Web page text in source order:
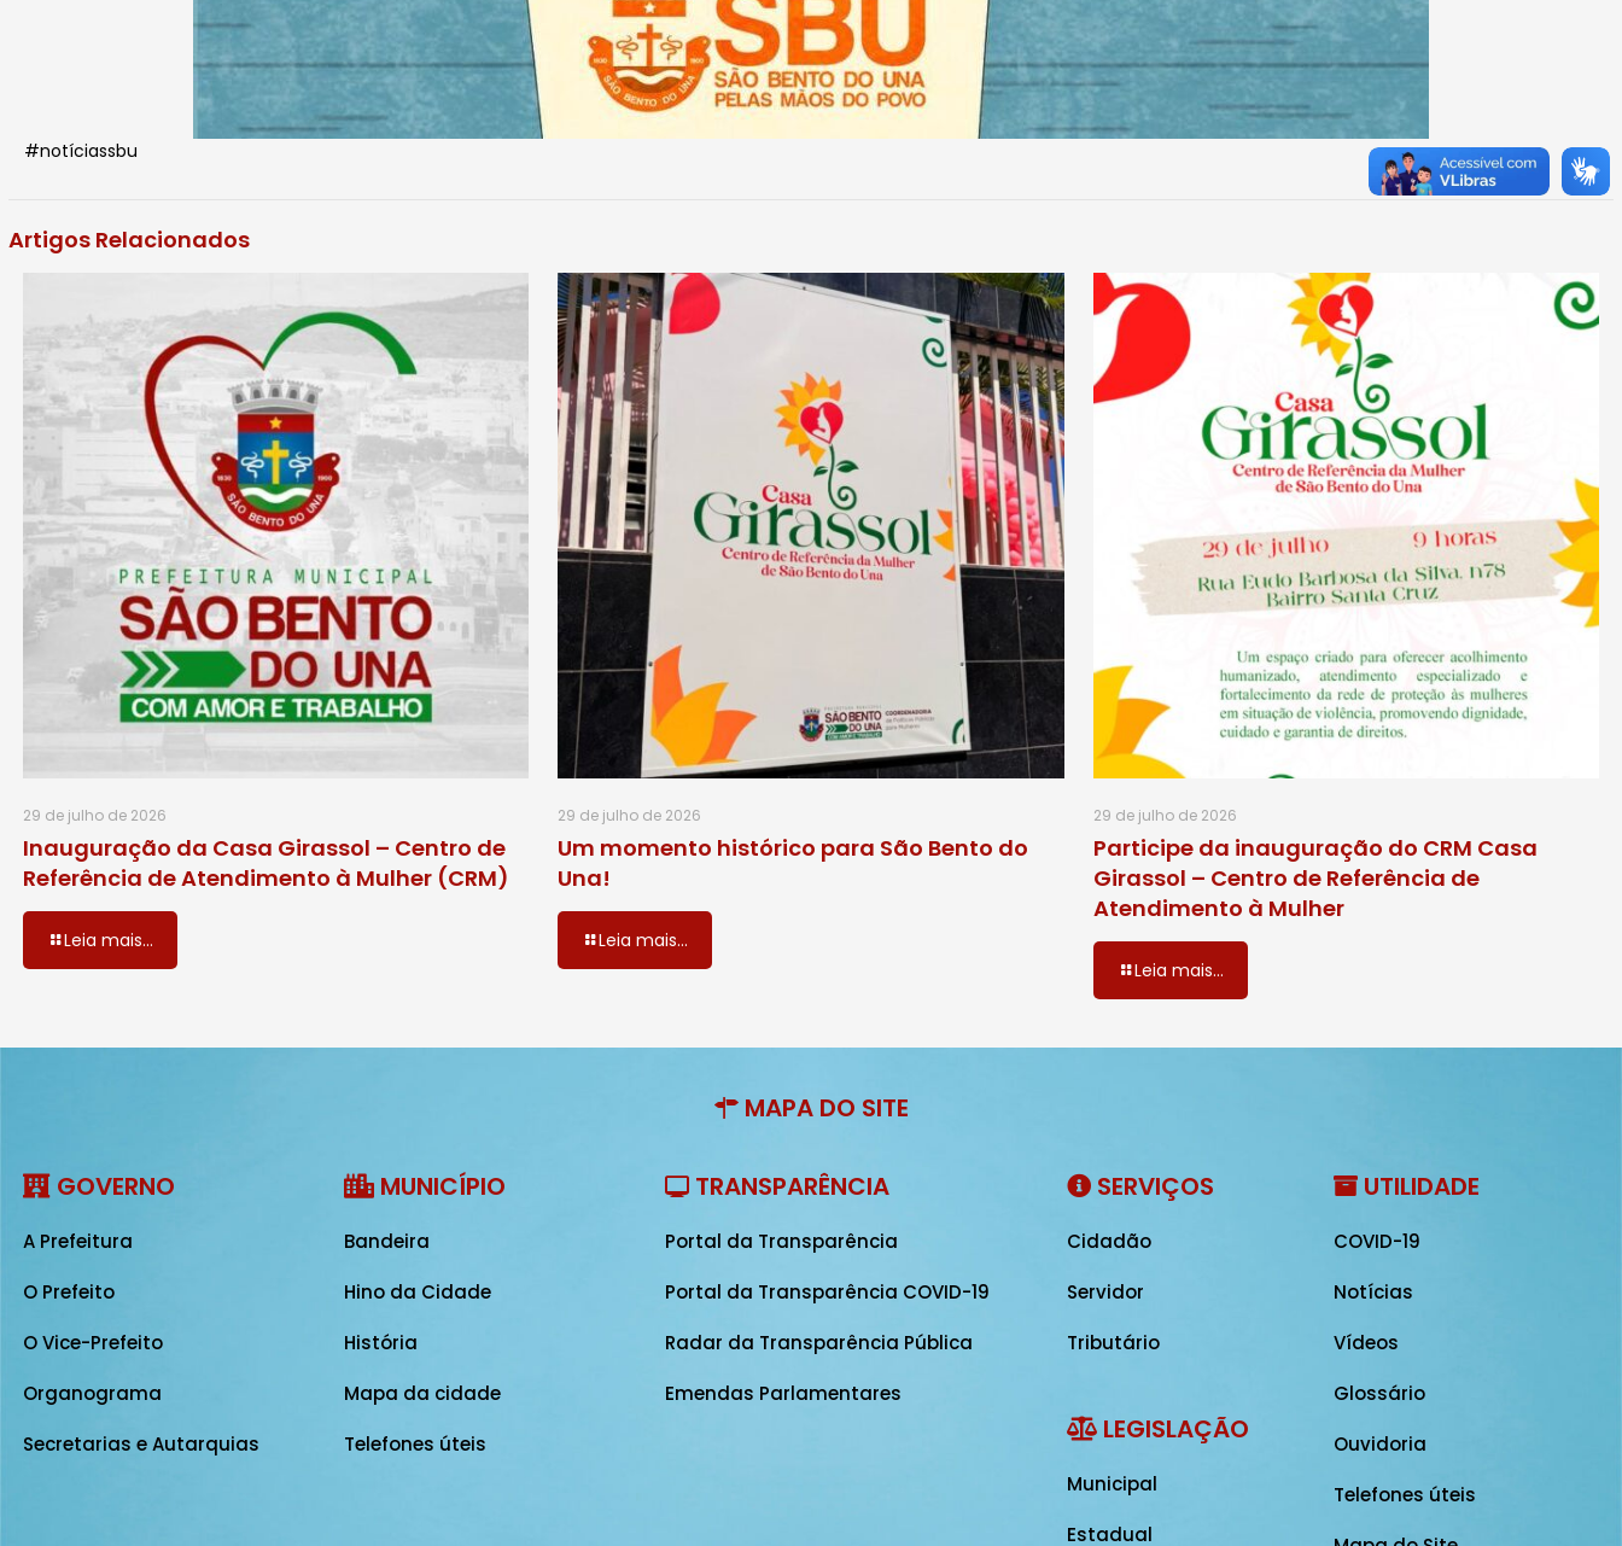
#notíciassbu
Artigos Relacionados
29 de julho de 2026
Inauguração da Casa Girassol – Centro de
Referência de Atendimento à Mulher (CRM)
Leia mais...
29 de julho de 2026
Um momento histórico para São Bento do
Una!
Leia mais...
29 de julho de 2026
Participe da inauguração do CRM Casa
Girassol – Centro de Referência de
Atendimento à Mulher
Leia mais...
MAPA DO SITE
GOVERNO
A Prefeitura
O Prefeito
O Vice-Prefeito
Organograma
Secretarias e Autarquias
MUNICÍPIO
Bandeira
Hino da Cidade
História
Mapa da cidade
Telefones úteis
TRANSPARÊNCIA
Portal da Transparência
Portal da Transparência COVID-19
Radar da Transparência Pública
Emendas Parlamentares
SERVIÇOS
Cidadão
Servidor
Tributário
LEGISLAÇÃO
Municipal
Estadual
UTILIDADE
COVID-19
Notícias
Vídeos
Glossário
Ouvidoria
Telefones úteis